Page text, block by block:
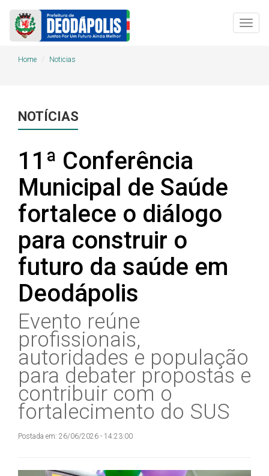
Home Noticias
NOTÍCIAS
11ª Conferência
Municipal de Saúde
fortalece o diálogo
para construir o
futuro da saúde em
Deodápolis
Evento reúne
profissionais,
autoridades e população
para debater propostas e
contribuir com o
fortalecimento do SUS
Postada em: 26/06/2026 - 14:23:00